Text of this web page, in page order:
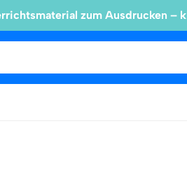
zum Ausdrucken –